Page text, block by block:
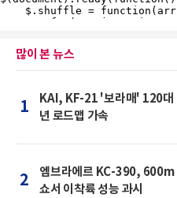
많이 본 뉴스
1
KAI, KF-21 '보라매' 120
년 로드맵 가속
2
엠브라에르 KC-390, 600m
쇼서 이착륙 성능 과시